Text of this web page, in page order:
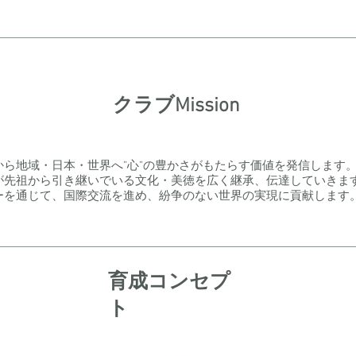
クラブMission
ら地域・日本・世界へ”心”の豊かさがもたらす価値を発信します
先祖から引き継いでいる文化・美徳を広く継承、伝達していきま
を通じて、国際交流を進め、紛争のない世界の実現に貢献します
育成コンセプ
ト